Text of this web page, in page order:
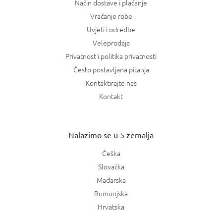
Način dostave i plaćanje
Vraćanje robe
Uvjeti i odredbe
Veleprodaja
Privatnost i politika privatnosti
Često postavljana pitanja
Kontaktirajte nas
Kontakt
Nalazimo se u 5 zemalja
Češka
Slovačka
Mađarska
Rumunjska
Hrvatska